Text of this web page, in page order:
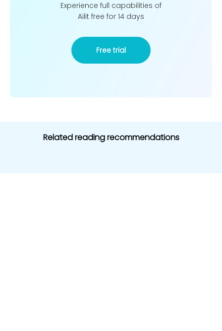
Experience full capabilities of
Ailit free for 14 days
Free trial
Related reading recommendations